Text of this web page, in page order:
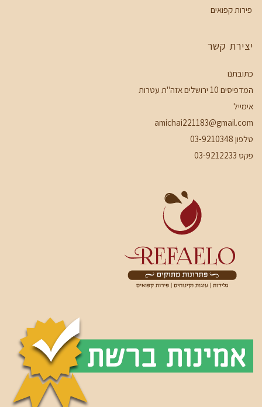
פירות קפואים
יצירת קשר
כתובתנו
המדפיסים 10 ירושלים אזה"ת עטרות
אימייל
amichai221183@gmail.com
טלפון 03-9210348
פקס 03-9212233